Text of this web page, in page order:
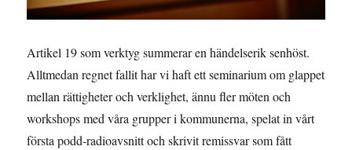
Artikel 19 som verktyg summerar en händelserik senhöst.
Alltmedan regnet fallit har vi haft ett seminarium om glappet
mellan rättigheter och verklighet, ännu fler möten och
workshops med våra grupper i kommunerna, spelat in vårt
första podd-radioavsnitt och skrivit remissvar som fått